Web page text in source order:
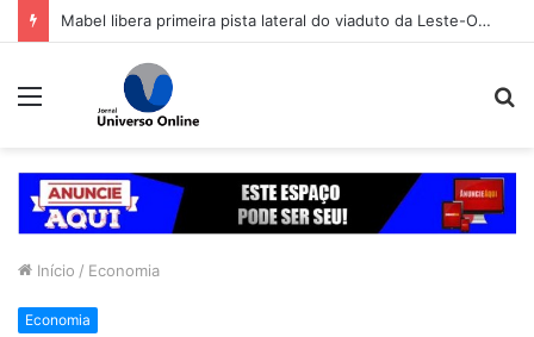
Mabel libera primeira pista lateral do viaduto da Leste-Oeste
Menu
Início / Economia
Economia